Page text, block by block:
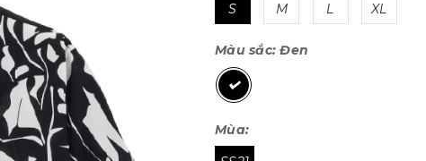
S
M L XL
Màu sắc:Đen
Mùa: